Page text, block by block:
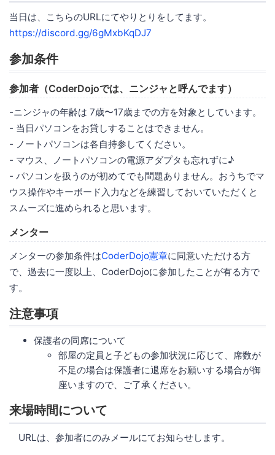
当日は、こちらのURLにてやりとりをしてます。
https://discord.gg/6gMxbKqDJ7
参加条件
参加者（CoderDojoでは、ニンジャと呼んでます）
-ニンジャの年齢は 7歳〜17歳までの方を対象としています。
- 当日パソコンをお貸しすることはできません。
- ノートパソコンは各自持参してください。
- マウス、ノートパソコンの電源アダプタも忘れずに♪
- パソコンを扱うのが初めてでも問題ありません。おうちでマ
ウス操作やキーボード入力などを練習しておいていただくと
スムーズに進められると思います。
メンター
メンターの参加条件はCoderDojo憲章に同意いただける方
で、過去に一度以上、CoderDojoに参加したことが有る方で
す。
注意事項
保護者の同席について
部屋の定員と子どもの参加状況に応じて、席数が
不足の場合は保護者に退席をお願いする場合が御
座いますので、ご了承ください。
来場時間について
URLは、参加者にのみメールにてお知らせします。